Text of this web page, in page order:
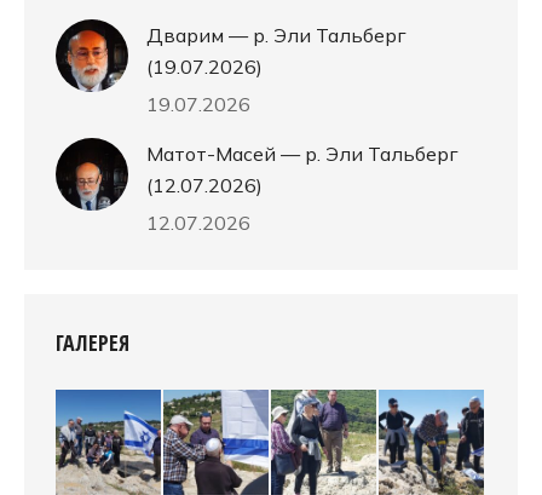
Дварим — р. Эли Тальберг
(19.07.2026)
19.07.2026
Матот-Масей — р. Эли Тальберг
(12.07.2026)
12.07.2026
ГАЛЕРЕЯ